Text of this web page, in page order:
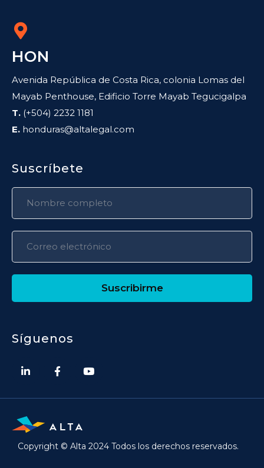
HON
Avenida República de Costa Rica, colonia Lomas del
Mayab Penthouse, Edificio Torre Mayab Tegucigalpa
T. (+504) 2232 1181
E. honduras@altalegal.com
Suscríbete
Suscribirme
Síguenos
Copyright © Alta 2024 Todos los derechos reservados.